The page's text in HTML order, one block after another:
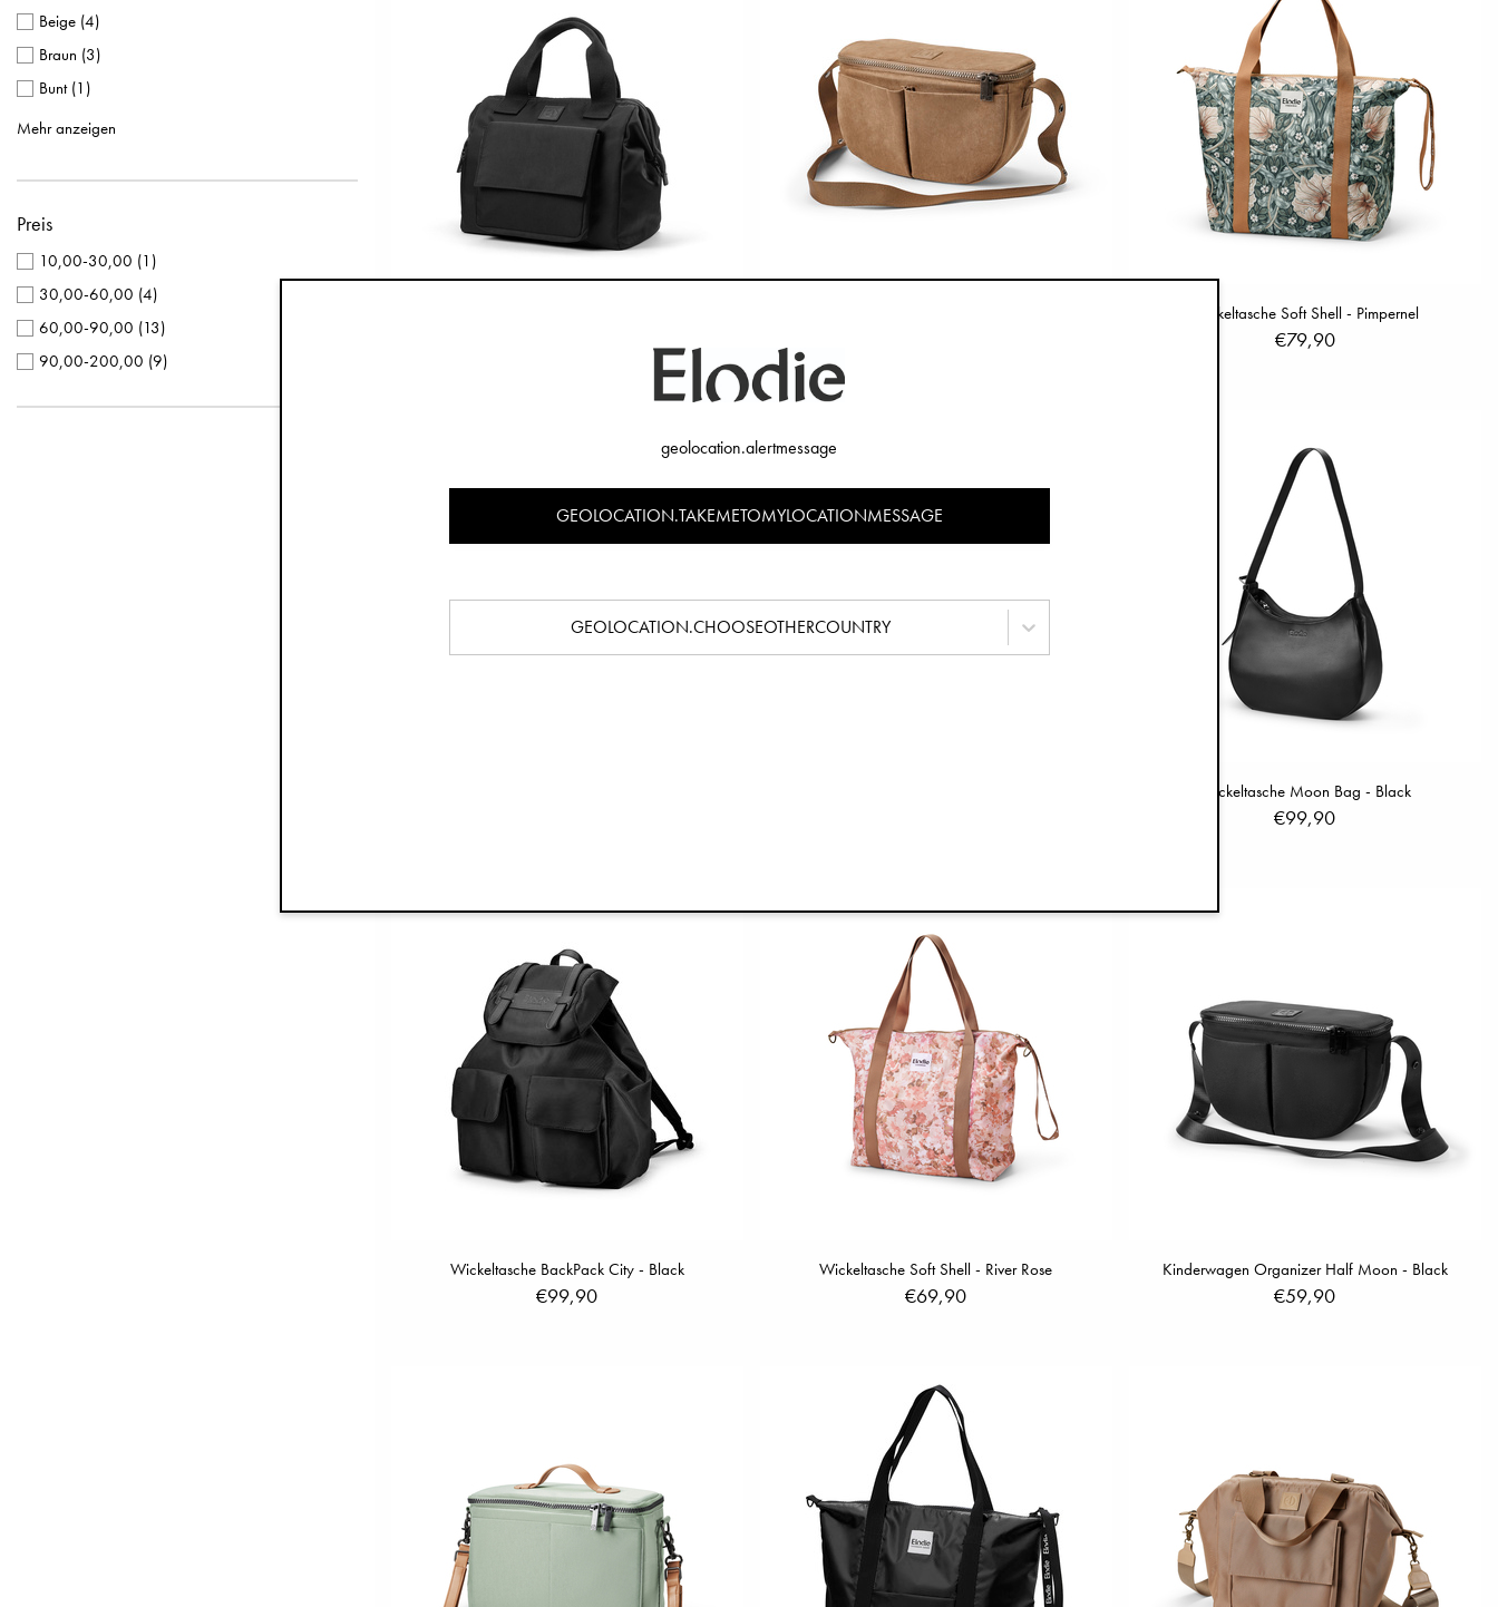
Beige (4)
Braun (3)
Bunt(1 )
Greige(1)
Terrakotta(1)
Weiß
Mehr anzeigen
Preis
10,00-30,00 (1 )
30,00-60,00 (4)
60,00-90,00 (13)
90,00-200,00 (9)
Wickeltasche Soft Shell - Pimpernel
€79,90
Wickeltasche Moon Bag - Black
€99,90
Wickeltasche BackPack City - Black
€99,90
Wickeltasche Soft Shell - River Rose
€69,90
Kinderwagen Organizer Half Moon - Black
€59,90
geolocation.alertmessage
GEOLOCATION.TAKEMETOMYLOCATIONMESSAGE
GEOLOCATION.CHOOSEOTHERCOUNTRY